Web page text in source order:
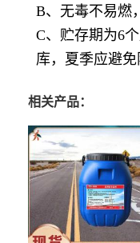
B、无毒不易燃
C、贮存期为6
库，夏季应避免
相关产品：